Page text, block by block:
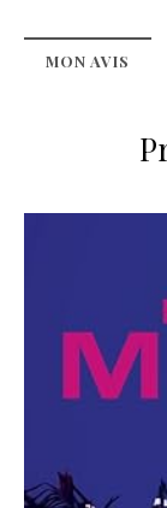
MON AVIS